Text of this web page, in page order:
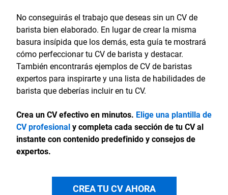
No conseguirás el trabajo que deseas sin un CV de
barista bien elaborado. En lugar de crear la misma
basura insípida que los demás, esta guía te mostrará
cómo perfeccionar tu CV de barista y destacar.
También encontrarás ejemplos de CV de baristas
expertos para inspirarte y una lista de habilidades de
barista que deberías incluir en tu CV.
Crea un CV efectivo en minutos. Elige una plantilla de
CV profesionaly completa cada sección de tu CV al
instante con contenido predefinido y consejos de
expertos.
CREA TU CV AHORA